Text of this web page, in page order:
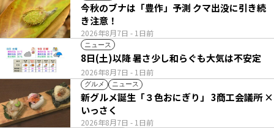
2026年8月7日 - 1日前
今秋のブナは「豊作」予測 クマ出没に引き続
き注意！
ニュース
2026年8月7日 - 1日前
8日(土)以降 暑さ少し和らぐも大気は不安定
グルメ ニュース
2026年8月7日 - 1日前
新グルメ誕生「３色おにぎり」 3商工会議所 ×
いっさく